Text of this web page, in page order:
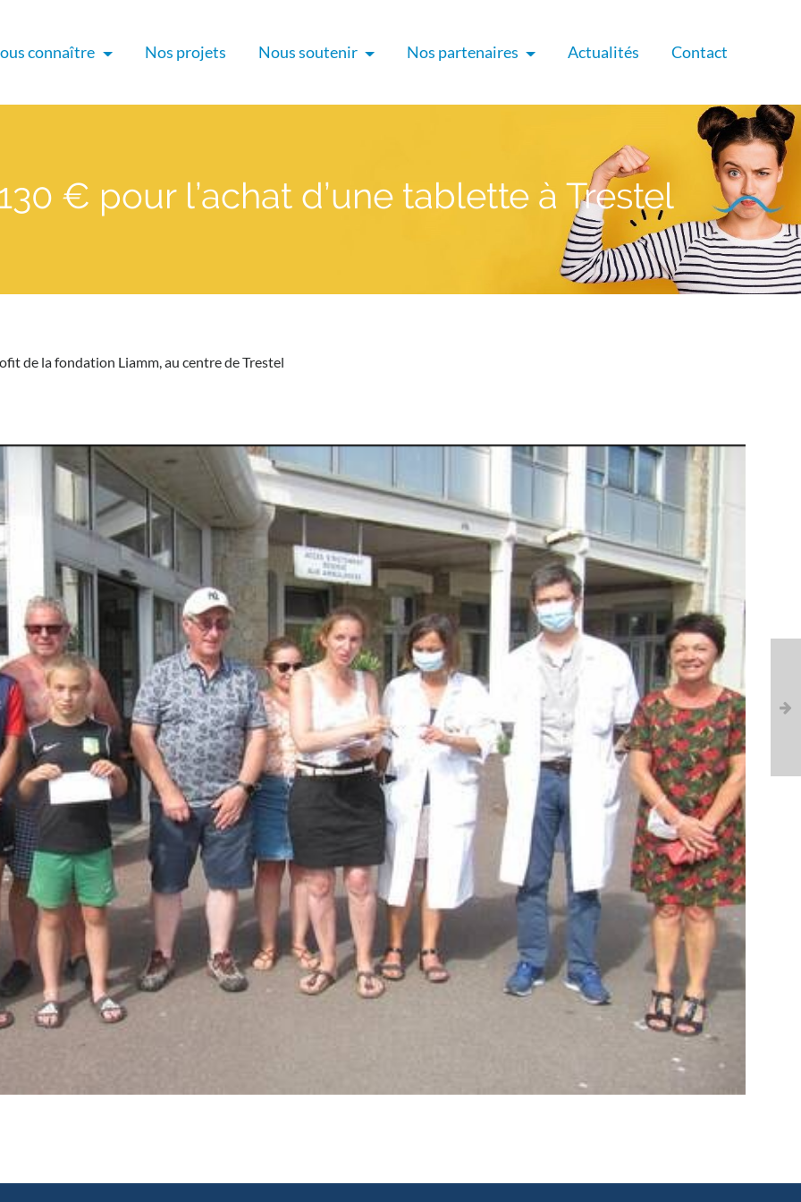
connaître Nos projets Nous soutenir Nos partenaires Actualités Contact
€ pour l’achat d’une tablette à Trestel
de la fondation Liamm, au centre de Trestel